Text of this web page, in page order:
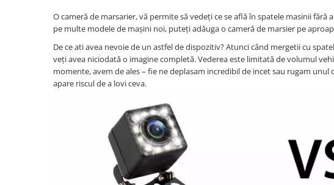
Navigatie GPS Portabil
Accesorii navigatii
CarPlay&Android Auto
Camera Marsarier
Camera marsarier dedicata
O cameră de marsarier, vă permite să vedeți ce se află în spatele masinii
pe multe modele de mașini noi, puteți adăuga o cameră de marsier pe
De ce ati avea nevoie de un astfel de dispozitiv? Atunci când mergetii cu
veți avea niciodată o imagine completă. Vederea este limitată de volumul
momente, avem de ales – fie ne deplasam incredibil de incet sau rugam unul
apare riscul de a lovi ceva.